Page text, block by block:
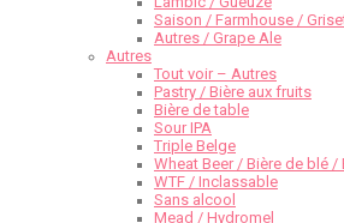
Saison / Farmhouse /
Autres / Grape Ale
Autres
Tout voir – Autres
Pastry / Bière aux fruits
Bière de table
Sour IPA
Triple Belge
Wheat Beer / Bière de blé /
WTF / Inclassable
Sans alcool
Mead / Hydromel